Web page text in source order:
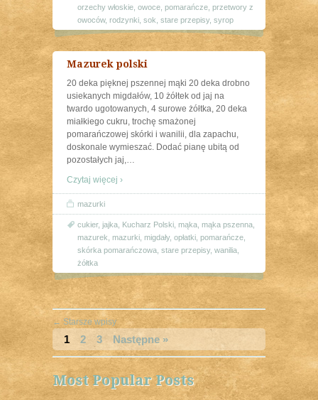
orzechy włoskie owoce pomarańcze przetwory z
owoców, rodzynki sok stare przepisy, syrop
Mazurek polski
20 deka pięknej pszennej mąki 20 deka drobno
usiekanych migdałów, 10 żółtek od jaj na
twardo ugotowanych, 4 surowe żółtka, 20 deka
miałkiego cukru, trochę smażonej
pomarańczowej skórki i wanilii, dla zapachu,
doskonale wymieszać. Dodać pianę ubitą od
pozostałych jaj,…
Czytaj więcej ›
mazurki
cukier, jajka Kucharz Polski mąka mąka pszenna
mazurek mazurki migdały, opłatki pomarańcze
skórka pomarańczowa stare przepisy, wanilia
żółtka
← Starsze wpisy
1 2 3 Następne »
Most Popular Posts